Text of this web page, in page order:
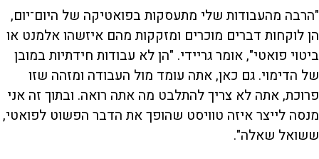
"הרבה מהעבודות שלי מתעסקות בפואטיקה של היום־יום,
הן לוקחות דברים מוכרים ומזקקות מהם איזשהו אלמנט או
ביטוי פואטי", אומר גריידי. "הן לא עבודות חידתיות במובן
של הדימוי. גם כאן, אתה עומד מול העבודה ומזהה שזו
פרוכת, אתה לא צריך להתלבט מה אתה רואה. ובתוך זה אני
מנסה לייצר איזה טוויסט שהופך את הדבר הפשוט לפואטי,
ששואל שאלה".